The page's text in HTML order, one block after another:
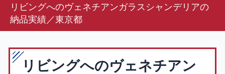
リビングへのヴェネチアンガラスシャンデリアの
納品実績／東京都
リビングへのヴェネチアン